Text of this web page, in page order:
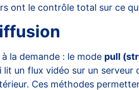
ont le contrôle total sur ce
la demande : le mode pull
un flux vidéo sur un
Ces méthodes